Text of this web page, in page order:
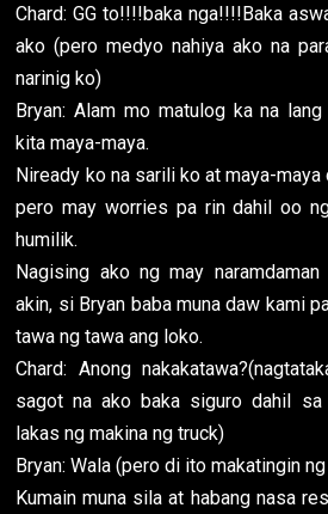
Chard: GG to!!!!baka nga!!!!Baka
ako (pero medyo nahiya ako na
narinig ko)
Bryan: Alam mo matulog ka na
kita maya-maya.
Niready ko na sarili ko at maya-
pero may worries pa rin dahil oo
humilik.
Nagising ako ng may
akin, si Bryan baba muna daw kami
tawa ng tawa ang loko.
Chard: Anong
sagot na ako baka siguro dahil
lakas ng makina ng truck)
Bryan: Wala (pero di ito makatingin
Kumain muna sila at habang nasa